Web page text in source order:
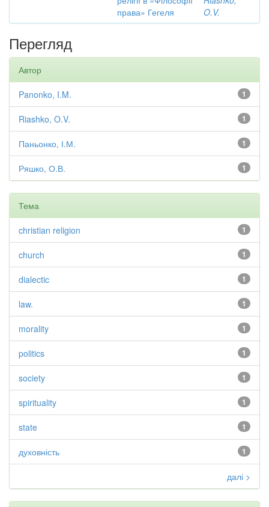
права» Гегеля
O.V.
Перегляд
Автор
1
Panonko, I.M.
1
Riashko, O.V.
1
Паньонко, І.М.
1
Ряшко, О.В.
Тема
1
christian religion
1
church
1
dialectic
1
law.
1
morality
1
politics
1
society
1
spirituality
1
state
1
духовність
далі >